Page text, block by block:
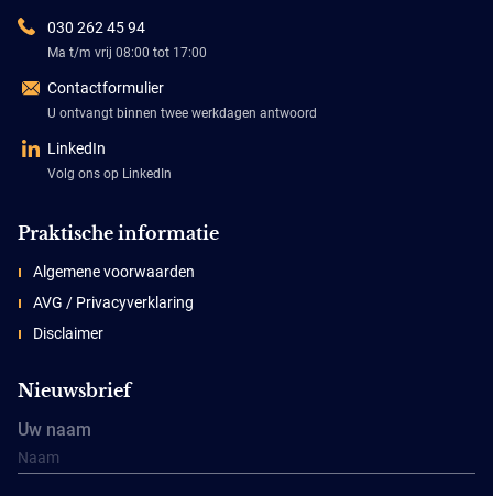
030 262 45 94
Ma t/m vrij 08:00 tot 17:00
Contactformulier
U ontvangt binnen twee werkdagen antwoord
LinkedIn
Volg ons op LinkedIn
Praktische informatie
Algemene voorwaarden
AVG / Privacyverklaring
Disclaimer
Nieuwsbrief
Uw naam